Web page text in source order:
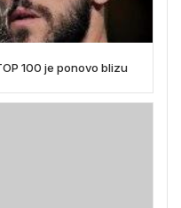
100 je ponovo blizu